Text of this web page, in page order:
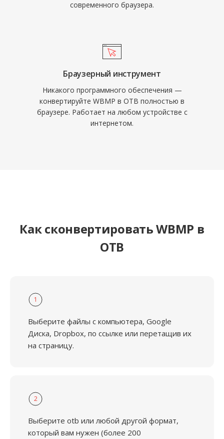
современного браузера.
Браузерный инструмент
Никакого программного обеспечения —
конвертируйте WBMP в OTB полностью в
браузере. Работает на любом устройстве с
интернетом.
Как сконвертировать WBMP в
OTB
1
Выберите файлы с компьютера, Google
Диска, Dropbox, по ссылке или перетащив их
на страницу.
2
Выберите otb или любой другой формат,
который вам нужен (более 200